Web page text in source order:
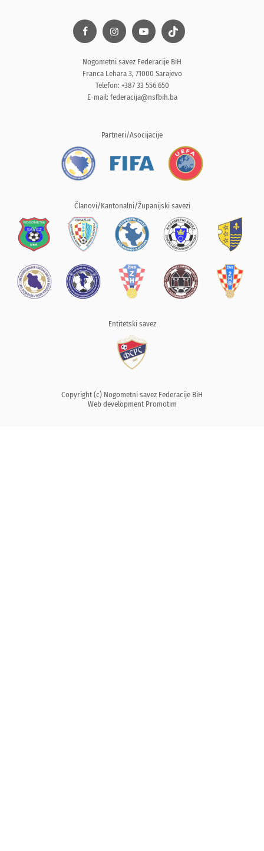
Nogometni savez Federacije BiH
Franca Lehara 3, 71000 Sarajevo
Telefon: +387 33 556 650
E-mail: federacija@nsfbih.ba
Partneri/Asocijacije
Članovi/Kantonalni/Županijski savezi
Entitetski savez
Copyright (c) Nogometni savez Federacije BiH
Web development Promotim